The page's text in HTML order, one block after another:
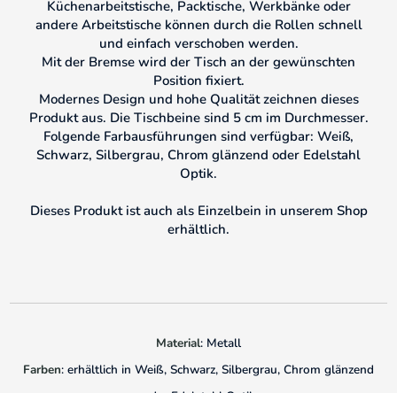
Küchenarbeitstische, Packtische, Werkbänke oder
andere Arbeitstische können durch die Rollen schnell
und einfach verschoben werden.
Mit der Bremse wird der Tisch an der gewünschten
Position fixiert.
Modernes Design und hohe Qualität zeichnen dieses
Produkt aus. Die Tischbeine sind 5 cm im Durchmesser.
Folgende Farbausführungen sind verfügbar: Weiß,
Schwarz, Silbergrau, Chrom glänzend oder Edelstahl
Optik.
Dieses Produkt ist auch als Einzelbein in unserem Shop
erhältlich.
Material: Metall
Farben: erhältlich in Weiß, Schwarz, Silbergrau, Chrom glänzend